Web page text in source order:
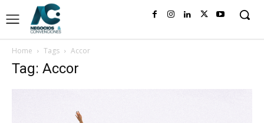
Home Tags Accor
Tag: Accor